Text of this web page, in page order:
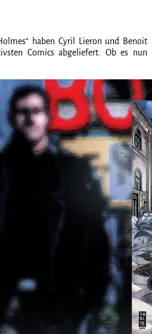
haben Cyril Lieron und Benoit
Comics abgeliefert. Ob es nun